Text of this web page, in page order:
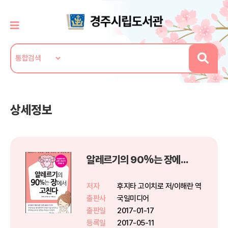
상세정보
알레르기의 90％는 장에서 고친다
저자
후지타 고이치로 저/이해란 역
출판사
국일미디어
출판일
2017-01-17
등록일
2017-05-11